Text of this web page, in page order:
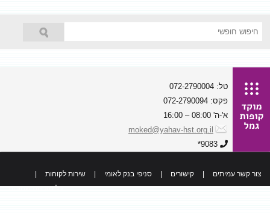
טל: 072-2790004
פקס: 072-2790094
א'-ה' 08:00 – 16:00
moked@yahav-hst.org.il
9083*
צור קשר עמיתים קישורים סניפי בנק לאומי שירות לקוחות
כל הזכויות שמורות